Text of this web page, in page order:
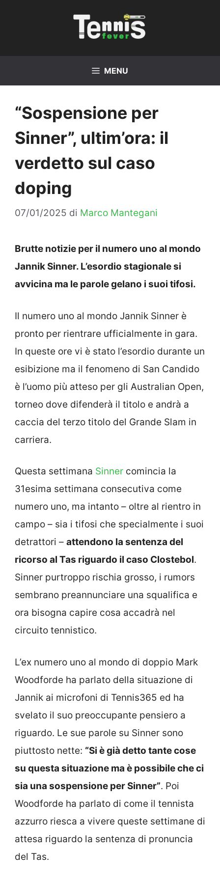
MENU
“Sospensione per
Sinner”, ultim’ora: il
verdetto sul caso
doping
07/01/2025 di Marco Mantegani
Brutte notizie per il numero uno al mondo
Jannik Sinner. L’esordio stagionale si
avvicina ma le parole gelano i suoi tifosi.
Il numero uno al mondo Jannik Sinner è
pronto per rientrare ufficialmente in gara.
In queste ore vi è stato l’esordio durante un
esibizione ma il fenomeno di San Candido
è l’uomo più atteso per gli Australian Open,
torneo dove difenderà il titolo e andrà a
caccia del terzo titolo del Grande Slam in
carriera.
Questa settimana Sinner comincia la
31esima settimana consecutiva come
numero uno, ma intanto – oltre al rientro in
campo – sia i tifosi che specialmente i suoi
detrattori – attendono la sentenza del
ricorso al Tas riguardo il caso Clostebol.
Sinner purtroppo rischia grosso, i rumors
sembrano preannunciare una squalifica e
ora bisogna capire cosa accadrà nel
circuito tennistico.
L’ex numero uno al mondo di doppio Mark
Woodforde ha parlato della situazione di
Jannik ai microfoni di Tennis365 ed ha
svelato il suo preoccupante pensiero a
riguardo. Le sue parole su Sinner sono
piuttosto nette: “Si è già detto tante cose
su questa situazione ma è possibile che ci
sia una sospensione per Sinner”. Poi
Woodforde ha parlato di come il tennista
azzurro riesca a vivere queste settimane di
attesa riguardo la sentenza di pronuncia
del Tas.